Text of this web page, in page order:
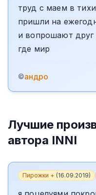
труд с маем в
пришли на
и вопрошают друг
где мир
©андро
Лучшие
автора INNI
Пирожки + (16.09.2019)